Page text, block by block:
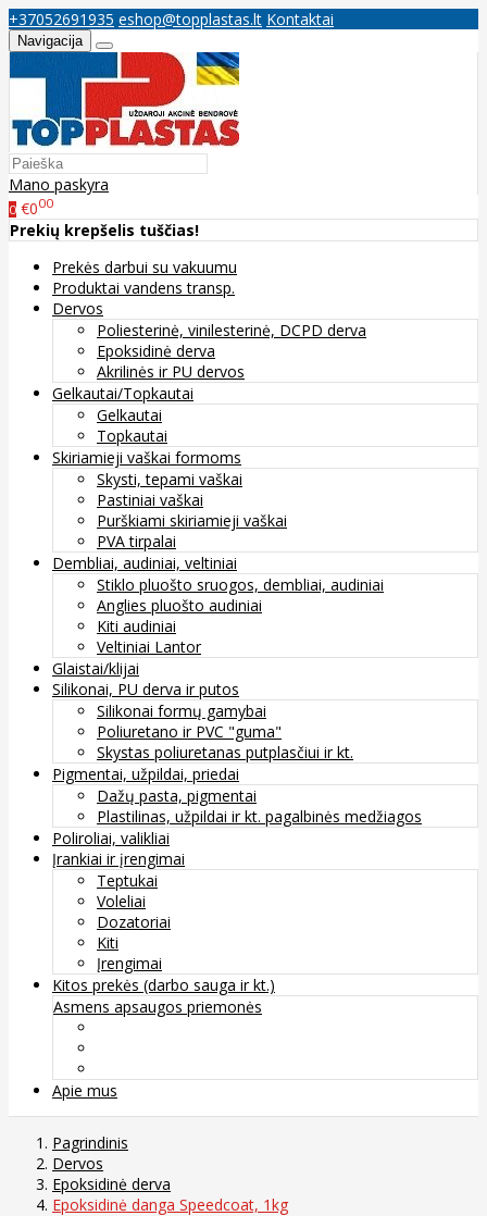
+37052691935 eshop@topplastas.lt Kontaktai
Navigacija
Mano paskyra
0 €000
Prekių krepšelis tuščias!
Prekės darbui su vakuumu
Produktai vandens transp.
Dervos
Poliesterinė, vinilesterinė, DCPD derva
Epoksidinė derva
Akrilinės ir PU dervos
Gelkautai/Topkautai
Gelkautai
Topkautai
Skiriamieji vaškai formoms
Skysti, tepami vaškai
Pastiniai vaškai
Purškiami skiriamieji vaškai
PVA tirpalai
Dembliai, audiniai, veltiniai
Stiklo pluošto sruogos, dembliai, audiniai
Anglies pluošto audiniai
Kiti audiniai
Veltiniai Lantor
Glaistai/klijai
Silikonai, PU derva ir putos
Silikonai formų gamybai
Poliuretano ir PVC "guma"
Skystas poliuretanas putplasčiui ir kt.
Pigmentai, užpildai, priedai
Dažų pasta, pigmentai
Plastilinas, užpildai ir kt. pagalbinės medžiagos
Poliroliai, valikliai
Įrankiai ir įrengimai
Teptukai
Voleliai
Dozatoriai
Kiti
Įrengimai
Kitos prekės (darbo sauga ir kt.)
Asmens apsaugos priemonės
Apie mus
Pagrindinis
Dervos
Epoksidinė derva
Epoksidinė danga Speedcoat, 1kg